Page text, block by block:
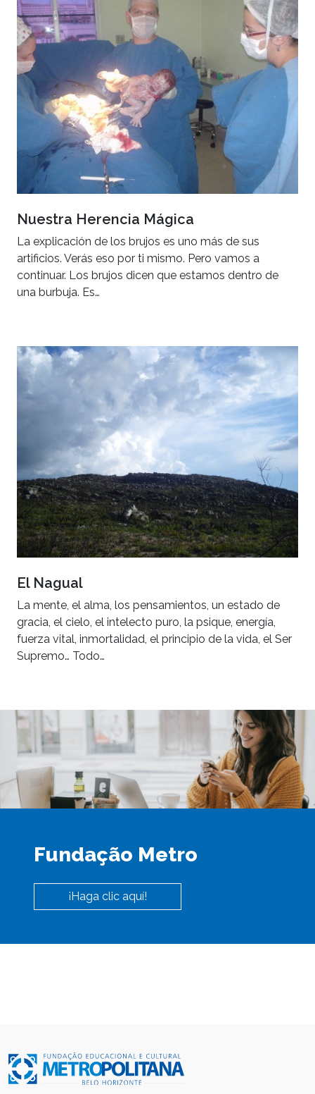
Nuestra Herencia Mágica
La explicación de los brujos es uno más de sus
artificios. Verás eso por ti mismo. Pero vamos a
continuar. Los brujos dicen que estamos dentro de
una burbuja. Es…
El Nagual
La mente, el alma, los pensamientos, un estado de
gracia, el cielo, el intelecto puro, la psique, energía,
fuerza vital, inmortalidad, el principio de la vida, el Ser
Supremo… Todo…
Fundação Metro
¡Haga clic aquí!